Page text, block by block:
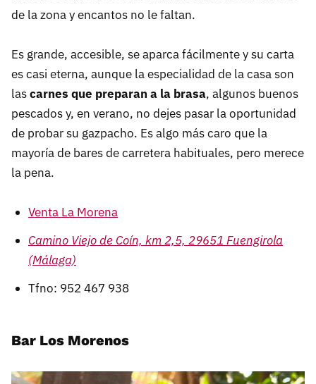
de la zona y encantos no le faltan.
Es grande, accesible, se aparca fácilmente y su carta
es casi eterna, aunque la especialidad de la casa son
lascarnes que preparan a la brasa, algunos buenos
pescados y, en verano, no dejes pasar la oportunidad
de probar su gazpacho. Es algo más caro que la
mayoría de bares de carretera habituales, pero merece
la pena.
Venta La Morena
Camino Viejo de Coín, km 2,5, 29651 Fuengirola
(Málaga)
Tfno: 952 467 938
Bar Los Morenos